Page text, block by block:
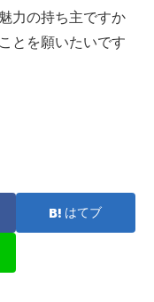
力の持ち主ですか
とを願いたいです
はてブ